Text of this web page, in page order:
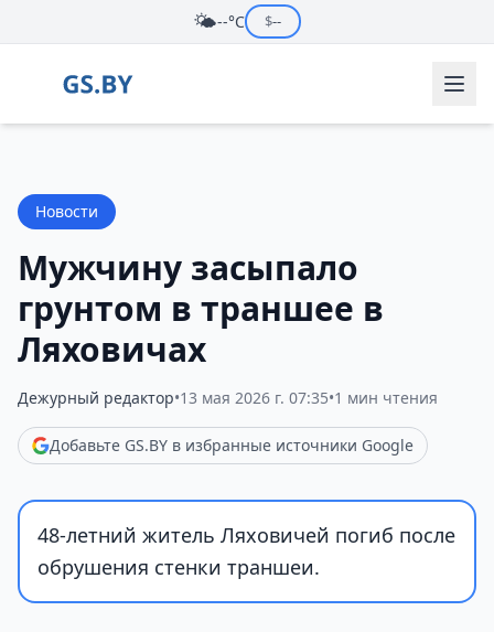
🌤️--°C $--
Новости
Мужчину засыпало
грунтом в траншее в
Ляховичах
Дежурный редактор•13 мая 2026 г. 07:35•1 мин чтения
Добавьте GS.BY в избранные источники Google
48-летний житель Ляховичей погиб после
обрушения стенки траншеи.